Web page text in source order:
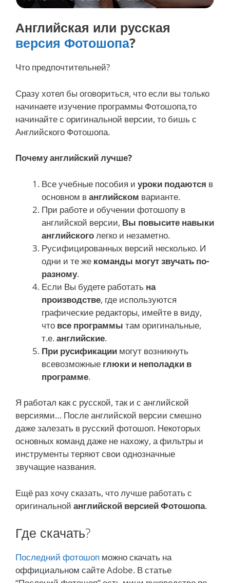
Английская или русская
версия Фотошопа?
Что предпочтительней?
Сразу хотел бы оговориться, что если вы только
начинаете изучение программы Фотошопа,то
начинайте с оригинальной версии, то бишь с
Английского Фотошопа.
Почему английский лучше?
Все учебные пособия и уроки подаются в
основном ванглийском варианте.
При работе и обучении фотошопу в
английской версии, Вы повысите навыки
английскоголегко и незаметно.
Русифицированных версий несколько. И
одни и те же команды могут звучать по-
разному.
Если Вы будете работать на
производстве, где используются
графические редакторы, имейте в виду,
что все программы там оригинальные,
т.е.английские.
При русификации могут возникнуть
всевозможные глюки и неполадки в
программе.
Я работал как с русской, так и с английской
версиями… После английской версии смешно
даже залезать в русский фотошоп. Некоторых
основных команд даже не нахожу, а фильтры и
инструменты теряют свои однозначные
звучащие названия.
Ещё раз хочу сказать, что лучше работать с
оригинальной английской версией Фотошопа.
Где скачать?
Последний фотошоп можно скачать на
оффициальном сайте Adobe. В статье